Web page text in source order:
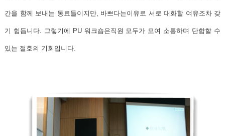
간을 함께 보내는 동료들이지만, 바쁘다는이유로 서로 대화할 여유조차 갖
기 힘듭니다. 그렇기에 PU 워크숍은직원 모두가 모여 소통하며 단합할 수
있는 절호의 기회입니다.